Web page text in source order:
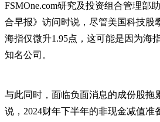
FSMOne.com研究及投资组合管理部
合早报》访问时说，尽管美国科技股
海指仅微升1.95点，这可能是因为海
知名公司。
与此同时，面临负面消息的成份股拖
说，2024财年下半年的非现金减值准